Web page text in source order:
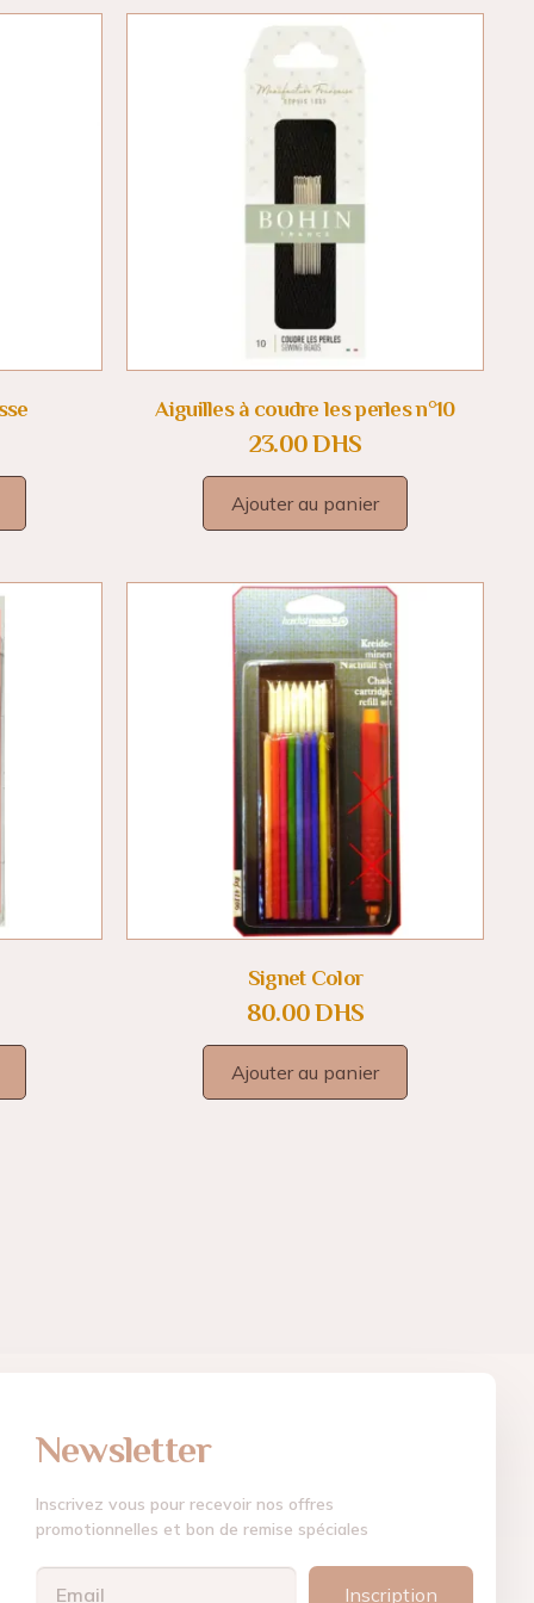
Aiguilles à coudre les perles n°10
23.00DHS
Ajouter au panier
Signet Color
80.00DHS
Ajouter au panier
Newsletter
Inscrivez vous pour recevoir nos offres
promotionnelles et bon de remise spéciales
Inscription